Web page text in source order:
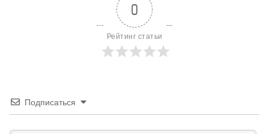
0
Рейтинг статьи
Подписаться